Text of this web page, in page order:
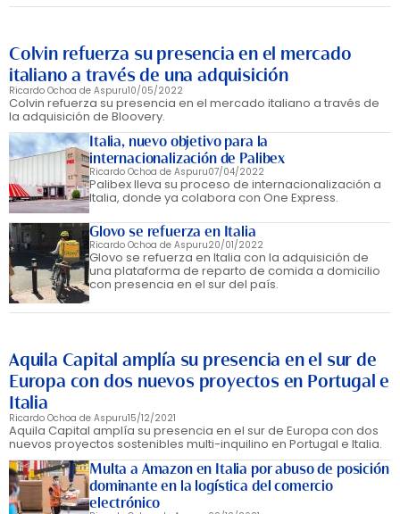
Colvin refuerza su presencia en el mercado
italiano a través de una adquisición
Ricardo Ochoa de Aspuru10/05/2022
Colvin refuerza su presencia en el mercado italiano a través de
la adquisición de Bloovery.
Italia, nuevo objetivo para la
internacionalización de Palibex
Ricardo Ochoa de Aspuru07/04/2022
Palibex lleva su proceso de internacionalización a
Italia, donde ya colabora con One Express.
Glovo se refuerza en Italia
Ricardo Ochoa de Aspuru20/01/2022
Glovo se refuerza en Italia con la adquisición de
una plataforma de reparto de comida a domicilio
con presencia en el sur del país.
Aquila Capital amplía su presencia en el sur de
Europa con dos nuevos proyectos en Portugal e
Italia
Ricardo Ochoa de Aspuru15/12/2021
Aquila Capital amplía su presencia en el sur de Europa con dos
nuevos proyectos sostenibles multi-inquilino en Portugal e Italia.
Multa a Amazon en Italia por abuso de posición
dominante en la logística del comercio
electrónico